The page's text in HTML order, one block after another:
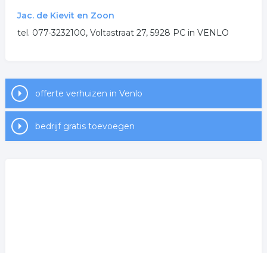
Jac. de Kievit en Zoon
tel. 077-3232100, Voltastraat 27, 5928 PC in VENLO
offerte verhuizen in Venlo
bedrijf gratis toevoegen